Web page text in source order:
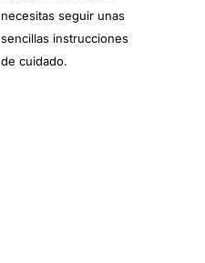
necesitas seguir unas
sencillas instrucciones
de cuidado.